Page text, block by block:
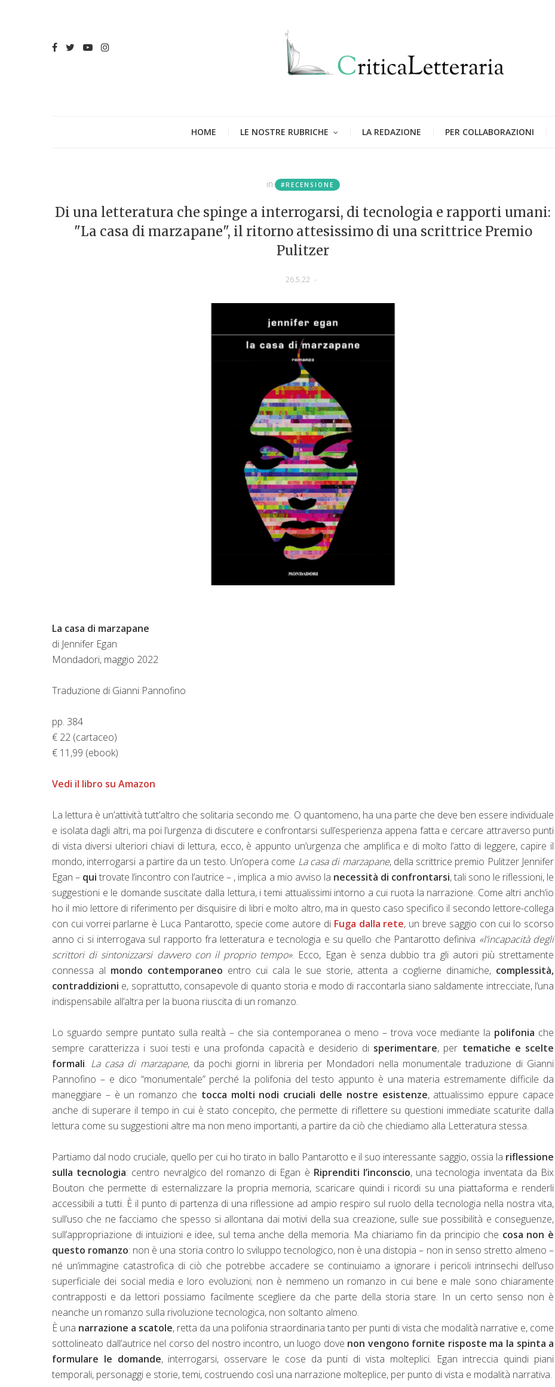
HOME LE NOSTRE RUBRICHE LA REDAZIONE PER COLLABORAZIONI
in #RECENSIONE
Di una letteratura che spinge a interrogarsi, di tecnologia e rapporti umani:
"La casa di marzapane", il ritorno attesissimo di una scrittrice Premio
Pulitzer
26.5.22 -
La casa di marzapane
di Jennifer Egan
Mondadori, maggio 2022
Traduzione di Gianni Pannofino
pp. 384
€ 22 (cartaceo)
€ 11,99 (ebook)
Vedi il libro su Amazon
La lettura è un’attività tutt’altro che solitaria secondo me. O quantomeno, ha una parte che deve ben essere individuale
e isolata dagli altri, ma poi l’urgenza di discutere e confrontarsi sull’esperienza appena fatta e cercare attraverso punti
di vista diversi ulteriori chiavi di lettura, ecco, è appunto un’urgenza che amplifica e di molto l’atto di leggere, capire il
mondo, interrogarsi a partire da un testo. Un’opera come La casa di marzapane, della scrittrice premio Pulitzer Jennifer
Egan – qui trovate l’incontro con l’autrice – , implica a mio avviso la necessità di confrontarsi, tali sono le riflessioni, le
suggestioni e le domande suscitate dalla lettura, i temi attualissimi intorno a cui ruota la narrazione. Come altri anch’io
ho il mio lettore di riferimento per disquisire di libri e molto altro, ma in questo caso specifico il secondo lettore-collega
con cui vorrei parlarne è Luca Pantarotto, specie come autore di Fuga dalla rete, un breve saggio con cui lo scorso
anno ci si interrogava sul rapporto fra letteratura e tecnologia e su quello che Pantarotto definiva «l’incapacità degli
scrittori di sintonizzarsi davvero con il proprio tempo». Ecco, Egan è senza dubbio tra gli autori più strettamente
connessa al mondo contemporaneo entro cui cala le sue storie, attenta a coglierne dinamiche, complessità,
contraddizioni e, soprattutto, consapevole di quanto storia e modo di raccontarla siano saldamente intrecciate, l’una
indispensabile all’altra per la buona riuscita di un romanzo.
Lo sguardo sempre puntato sulla realtà – che sia contemporanea o meno – trova voce mediante la polifonia che
sempre caratterizza i suoi testi e una profonda capacità e desiderio di sperimentare, per tematiche e scelte
formali. La casa di marzapane, da pochi giorni in libreria per Mondadori nella monumentale traduzione di Gianni
Pannofino – e dico “monumentale” perché la polifonia del testo appunto è una materia estremamente difficile da
maneggiare – è un romanzo che tocca molti nodi cruciali delle nostre esistenze, attualissimo eppure capace
anche di superare il tempo in cui è stato concepito, che permette di riflettere su questioni immediate scaturite dalla
lettura come su suggestioni altre ma non meno importanti, a partire da ciò che chiediamo alla Letteratura stessa.
Partiamo dal nodo cruciale, quello per cui ho tirato in ballo Pantarotto e il suo interessante saggio, ossia la riflessione
sulla tecnologia: centro nevralgico del romanzo di Egan è Riprenditi l’inconscio, una tecnologia inventata da Bix
Bouton che permette di esternalizzare la propria memoria, scaricare quindi i ricordi su una piattaforma e renderli
accessibili a tutti. È il punto di partenza di una riflessione ad ampio respiro sul ruolo della tecnologia nella nostra vita,
sull’uso che ne facciamo che spesso si allontana dai motivi della sua creazione, sulle sue possibilità e conseguenze,
sull’appropriazione di intuizioni e idee, sul tema anche della memoria. Ma chiariamo fin da principio che cosa non è
questo romanzo: non è una storia contro lo sviluppo tecnologico, non è una distopia – non in senso stretto almeno –
né un’immagine catastrofica di ciò che potrebbe accadere se continuiamo a ignorare i pericoli intrinsechi dell’uso
superficiale dei social media e loro evoluzioni; non è nemmeno un romanzo in cui bene e male sono chiaramente
contrapposti e da lettori possiamo facilmente scegliere da che parte della storia stare. In un certo senso non è
neanche un romanzo sulla rivoluzione tecnologica, non soltanto almeno.
È una narrazione a scatole, retta da una polifonia straordinaria tanto per punti di vista che modalità narrative e, come
sottolineato dall’autrice nel corso del nostro incontro, un luogo dove non vengono fornite risposte ma la spinta a
formulare le domande, interrogarsi, osservare le cose da punti di vista molteplici. Egan intreccia quindi piani
temporali, personaggi e storie, temi, costruendo così una narrazione molteplice, per punto di vista e modalità narrativa.